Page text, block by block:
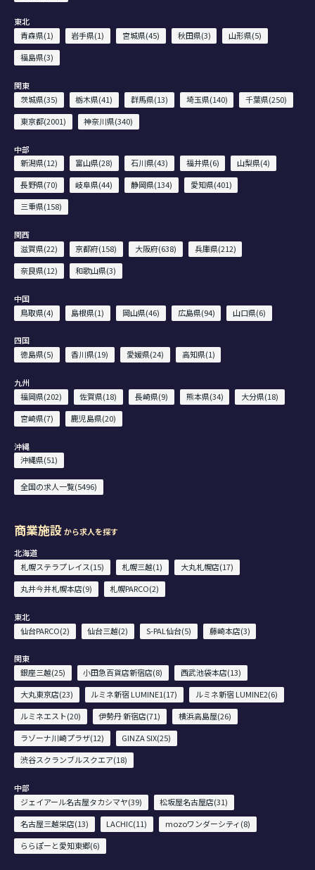
東北
青森県(1)
岩手県(1) 宮城県(45) 秋田県(3)
山形県(5)
福島県(3)
関東
茨城県(35)
栃木県(41) 群馬県(13) 埼玉県(140)
千葉県(250)
東京都(2001)
神奈川県(340)
中部
新潟県(12)
富山県(28) 石川県(43) 福井県(6)
山梨県(4)
長野県(70)
岐阜県(44) 静岡県(134)
愛知県(401)
三重県(158)
関西
滋賀県(22)
京都府(158) 大阪府(638)
兵庫県(212)
奈良県(12)
和歌山県(3)
中国
鳥取県(4)
島根県(1) 岡山県(46) 広島県(94) 山口県(6)
四国
徳島県(5)
香川県(19) 愛媛県(24) 高知県(1)
九州
福岡県(202)
佐賀県(18) 長崎県(9) 熊本県(34)
大分県(18)
宮崎県(7)
鹿児島県(20)
沖縄
沖縄県(51)
全国の求人一覧(5496)
商業施設から求人を探す
北海道
札幌ステラプレイス(15)
札幌三越(1)
大丸札幌店(17)
丸井今井札幌本店(9)
札幌PARCO(2)
東北
仙台PARCO(2)
仙台三越(2) S-PAL仙台(5) 藤崎本店(3)
関東
銀座三越(25)
小田急百貨店新宿店(8)
西武池袋本店(13)
大丸東京店(23)
ルミネ新宿 LUMINE1(17)
ルミネ新宿 LUMINE2(6)
ルミネエスト(20)
伊勢丹 新宿店(71)
横浜高島屋(26)
ラゾーナ川崎プラザ(12)
GINZA SIX(25)
渋谷スクランブルスクエア(18)
中部
ジェイアール名古屋タカシマヤ(39)
松坂屋名古屋店(31)
名古屋三越栄店(13)
LACHIC(11)
mozoワンダーシティ(8)
ららぽーと愛知東郷(6)